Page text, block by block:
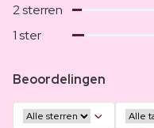
2 sterren
1 ster
Beoordelingen